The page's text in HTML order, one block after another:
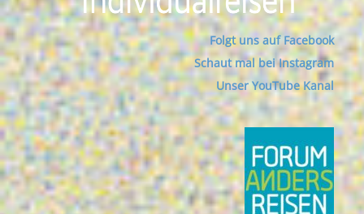
Folgt uns auf Facebook
Schaut mal bei Instagram
Unser YouTube Kanal